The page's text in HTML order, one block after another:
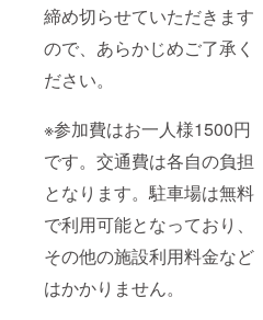
締め切らせていただきます
ので、あらかじめご了承く
ださい。
※参加費はお一人様1500円
です。交通費は各自の負担
となります。駐車場は無料
で利用可能となっており、
その他の施設利用料金など
はかかりません。